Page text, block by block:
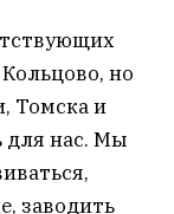
но
Томска и
для нас. Мы
заводить